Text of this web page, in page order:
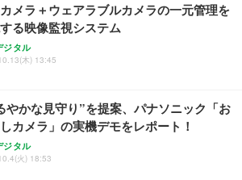
メラ＋ウェアラブルカメラの一元管理を
る映像監視システム
ジタル
木) 13:45
やかな見守り”を提案、パナソニック「お
カメラ」の実機デモをレポート！
ジタル
火) 18:53